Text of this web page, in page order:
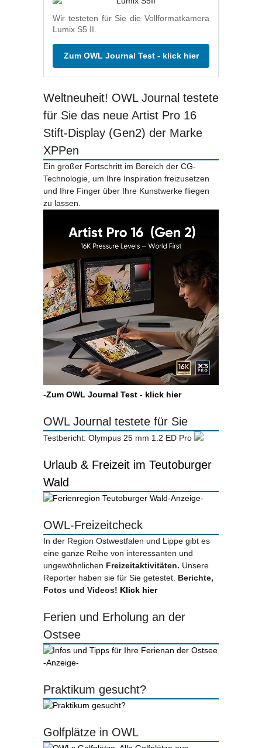
Wir testeten für Sie die Vollformatkamera
Lumix S5 II.
Zum OWL Journal Test - klick hier
Weltneuheit! OWL Journal testete
für Sie das neue Artist Pro 16
Stift-Display (Gen2) der Marke
XPPen
Ein großer Fortschritt im Bereich der CG-
Technologie, um Ihre Inspiration freizusetzen
und Ihre Finger über Ihre Kunstwerke fliegen
zu lassen.
-Zum OWL Journal Test - klick hier
OWL Journal testete für Sie
Testbericht: Olympus 25 mm 1.2 ED Pro
Urlaub & Freizeit im Teutoburger
Wald
-Anzeige-
OWL-Freizeitcheck
In der Region Ostwestfalen und Lippe gibt es
eine ganze Reihe von interessanten und
ungewöhnlichen Freizeitaktivitäten. Unsere
Reporter haben sie für Sie getestet. Berichte,
Fotos und Videos! Klick hier
Ferien und Erholung an der
Ostsee
-Anzeige-
Praktikum gesucht?
Golfplätze in OWL